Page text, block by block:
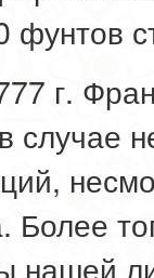
фунтов
г.
случае
Более
нашей